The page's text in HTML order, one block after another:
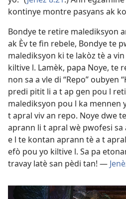
kontinye montre pasyans ak
Bondye te retire malediksyon
ak Èv te fin rebele, Bondye te
malediksyon ki te lakòz tè a
kiltive l. Lamèk, papa Noye, te
non sa a vle di “Repo” oubyen
predi pitit li a t ap gen pou l
malediksyon pou l ka mennen
t apral viv an repo. Noye dwe
aprann li t apral wè pwofesi sa
e l te kontan aprann tè a t
efò pou yo kiltive l. Sa pa
travay latè san pèdi tan! —